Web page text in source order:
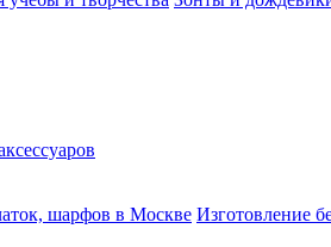
шарфов в Москве Изготовление